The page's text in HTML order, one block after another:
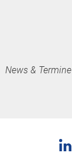
News & Termine